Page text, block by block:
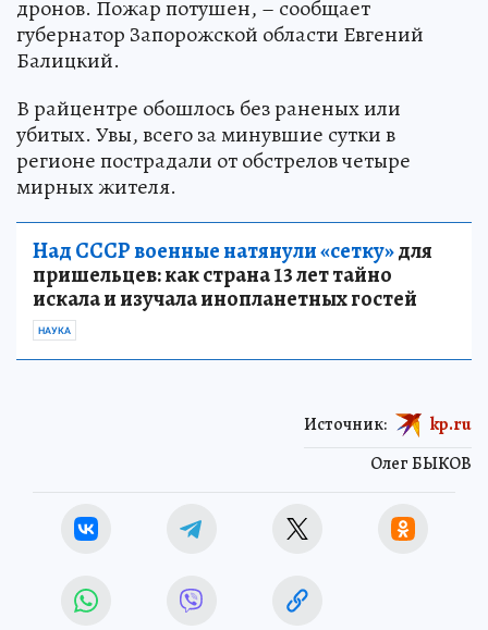
дронов. Пожар потушен, – сообщает
губернатор Запорожской области Евгений
Балицкий.
В райцентре обошлось без раненых или
убитых. Увы, всего за минувшие сутки в
регионе пострадали от обстрелов четыре
мирных жителя.
Над СССР военные натянули «сетку»для
пришельцев: как страна 13 лет тайно
искала и изучала инопланетных гостей
НАУКА
Олег БЫКОВ
Источник: kp.ru